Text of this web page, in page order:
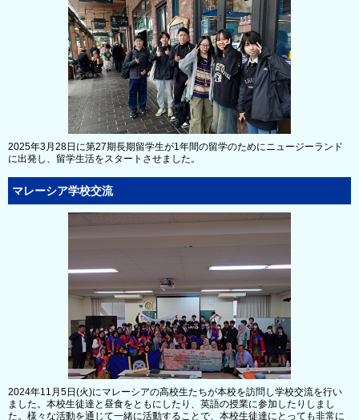
2025年3月28日に第27期長期留学生が1年間の留学のためにニュージーランド
に出発し、留学生活をスタートさせました。
マレーシア学校交流
2024年11月5日(火)にマレーシアの高校生たちが本校を訪問し学校交流を行い
ました。本校生徒達と昼食をともにしたり、英語の授業に参加したりしまし
た。様々な活動を通じて一緒に活動することで、本校生徒達にとっても非常に